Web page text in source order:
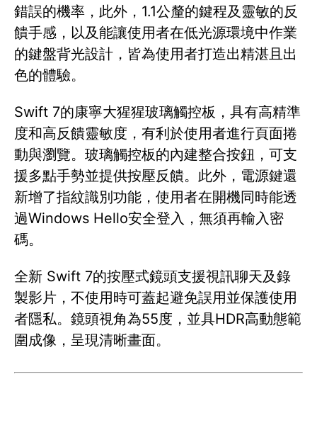
錯誤的機率，此外，1.1公釐的鍵程及靈敏的反
饋手感，以及能讓使用者在低光源環境中作業
的鍵盤背光設計，皆為使用者打造出精湛且出
色的體驗。
Swift 7的康寧大猩猩玻璃觸控板，具有高精準
度和高反饋靈敏度，有利於使用者進行頁面捲
動與瀏覽。玻璃觸控板的內建整合按鈕，可支
援多點手勢並提供按壓反饋。此外，電源鍵還
新增了指紋識別功能，使用者在開機同時能透
過Windows Hello安全登入，無須再輸入密
碼。
全新 Swift 7的按壓式鏡頭支援視訊聊天及錄
製影片，不使用時可蓋起避免誤用並保護使用
者隱私。鏡頭視角為55度，並具HDR高動態範
圍成像，呈現清晰畫面。